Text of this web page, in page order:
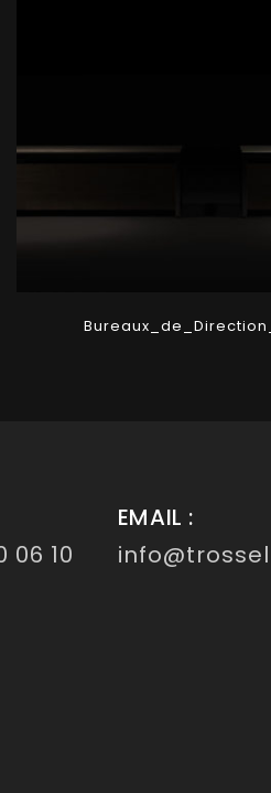
06 10
EMAIL :